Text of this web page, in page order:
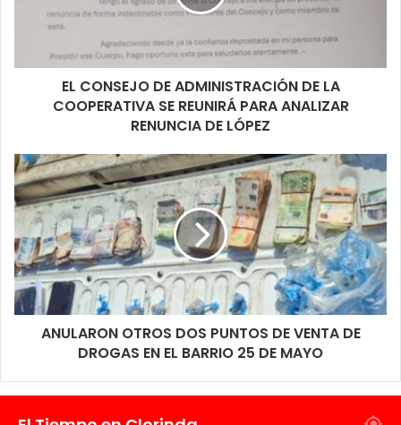
EL CONSEJO DE ADMINISTRACIÓN DE LA
COOPERATIVA SE REUNIRÁ PARA ANALIZAR
RENUNCIA DE LÓPEZ
ANULARON OTROS DOS PUNTOS DE VENTA DE
DROGAS EN EL BARRIO 25 DE MAYO